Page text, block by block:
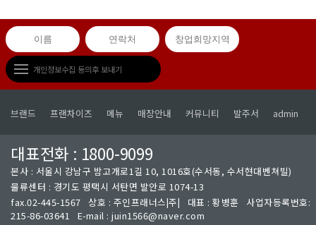
창업을 희망 하실 경우 예비 점주님께서 매장을 운영하여 상환 하실 수 있는
규모운영 또는, 신용에 맞는 개인 대출을 이용하여 1, 2 금융권 등을 이용 하
시면 됩니다.
개인정보수집 동의후 보내기
브랜드 프랜차이즈 메뉴 매장안내 커뮤니티 발주서 admin
대표전화 : 1800-9099
본사 : 서울시 강남구 밤고개로1길 10, 1016호(수서동, 수서현대벤쳐빌)
물류센터 : 경기도 평택시 서탄면 발안로 1074-13
fax.02-445-1567 상호 : 주인프래너스|주| 대표 : 황병훈 사업자등록번호:
215-86-03641 E-mail : juin1566@naver.com